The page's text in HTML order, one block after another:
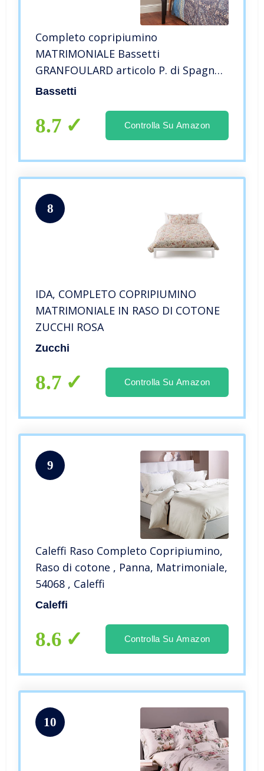
Completo copripiumino
MATRIMONIALE Bassetti
GRANFOULARD articolo P. di Spagna
G1
Bassetti
8.7 Controlla Su Amazon
8
IDA, COMPLETO COPRIPIUMINO
MATRIMONIALE IN RASO DI COTONE
ZUCCHI ROSA
Zucchi
8.7 Controlla Su Amazon
9
Caleffi Raso Completo Copripiumino,
Raso di cotone , Panna, Matrimoniale,
54068 , Caleffi
Caleffi
8.6 Controlla Su Amazon
10